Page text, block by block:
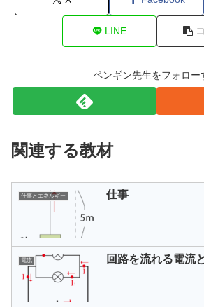
LINE
ペンギン先生をフォロー
関連する教材
仕事とエネルギー 仕事
電流 回路を流れる電流